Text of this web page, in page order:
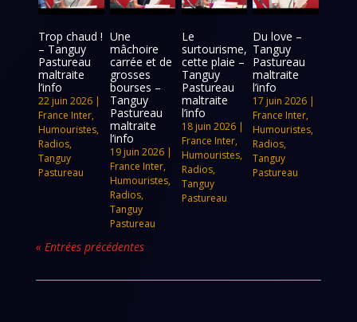
Trop chaud !
– Tanguy
Pastureau
maltraite
l’info
22 juin 2026 |
France Inter,
Humouristes,
Radios,
Tanguy
Pastureau
Une
mâchoire
carrée et de
grosses
bourses –
Tanguy
Pastureau
maltraite
l’info
19 juin 2026|
France Inter,
Humouristes,
Radios,
Tanguy
Pastureau
Le
surtourisme,
cette plaie –
Tanguy
Pastureau
maltraite
l’info
18 juin 2026|
France Inter,
Humouristes,
Radios,
Tanguy
Pastureau
Du love –
Tanguy
Pastureau
maltraite
l’info
17 juin 2026 |
France Inter,
Humouristes,
Radios,
Tanguy
Pastureau
« Entrées précédentes